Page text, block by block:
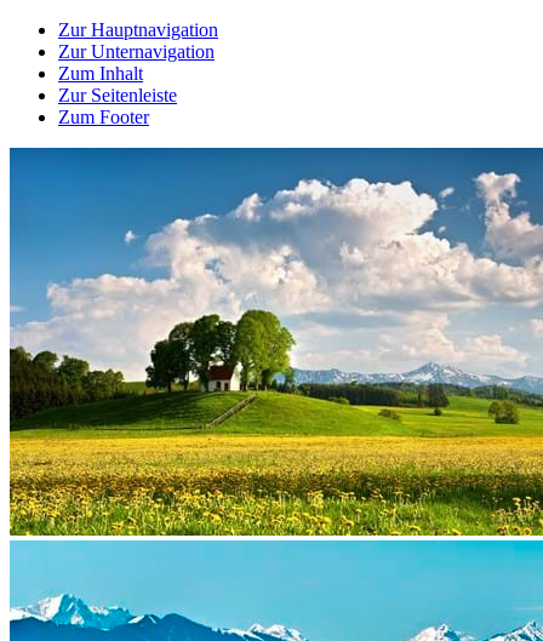
Zur Hauptnavigation
Zur Unternavigation
Zum Inhalt
Zur Seitenleiste
Zum Footer